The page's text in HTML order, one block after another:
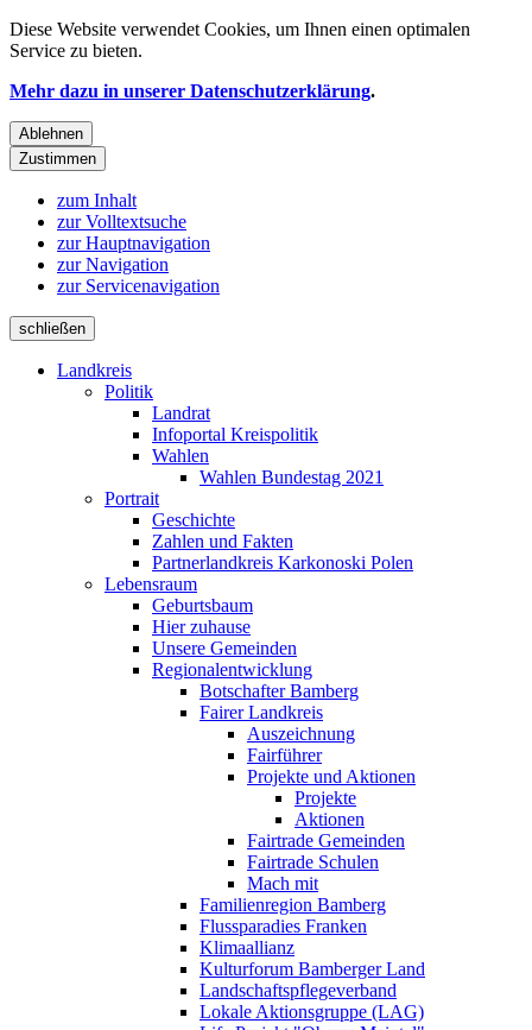
Diese Website verwendet Cookies, um Ihnen einen optimalen
Service zu bieten.
Mehr dazu in unserer Datenschutzerklärung.
Ablehnen
Zustimmen
zum Inhalt
zur Volltextsuche
zur Hauptnavigation
zur Navigation
zur Servicenavigation
schließen
Landkreis
Politik
Landrat
Infoportal Kreispolitik
Wahlen
Wahlen Bundestag 2021
Portrait
Geschichte
Zahlen und Fakten
Partnerlandkreis Karkonoski Polen
Lebensraum
Geburtsbaum
Hier zuhause
Unsere Gemeinden
Regionalentwicklung
Botschafter Bamberg
Fairer Landkreis
Auszeichnung
Fairführer
Projekte und Aktionen
Projekte
Aktionen
Fairtrade Gemeinden
Fairtrade Schulen
Mach mit
Familienregion Bamberg
Flussparadies Franken
Klimaallianz
Kulturforum Bamberger Land
Landschaftspflegeverband
Lokale Aktionsgruppe (LAG)